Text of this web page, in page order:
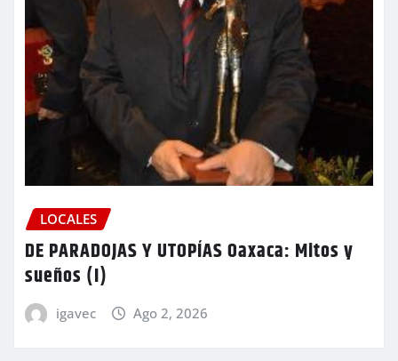
LOCALES
DE PARADOJAS Y UTOPÍAS Oaxaca: Mitos y
sueños (I)
igavec Ago 2, 2026